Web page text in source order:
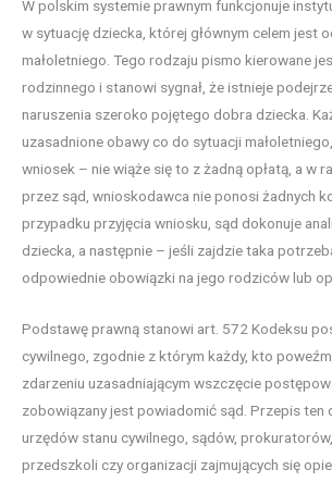
W polskim systemie prawnym funkcjonuje
w sytuację dziecka, której głównym celem jest
małoletniego. Tego rodzaju pismo kierowane
rodzinnego i stanowi sygnał, że istnieje
naruszenia szeroko pojętego dobra dziecka.
uzasadnione obawy co do sytuacji
wniosek – nie wiąże się to z żadną opłatą, a w
przez sąd, wnioskodawca nie ponosi żadnych
przypadku przyjęcia wniosku, sąd dokonuje
dziecka, a następnie – jeśli zajdzie taka
odpowiednie obowiązki na jego rodziców lub
Podstawę prawną stanowi art. 572 Kodeksu
cywilnego, zgodnie z którym każdy, kto
zdarzeniu uzasadniającym wszczęcie
zobowiązany jest powiadomić sąd. Przepis ten
urzędów stanu cywilnego, sądów,
przedszkoli czy organizacji zajmujących się